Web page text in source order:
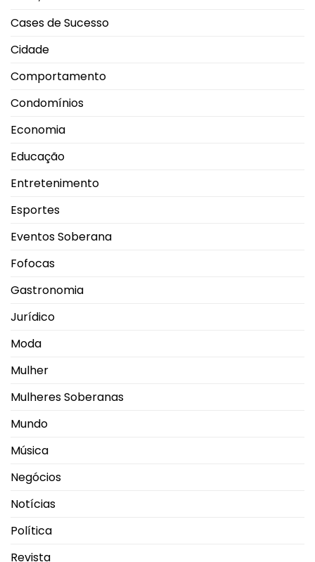
Brasileiro
Cases de Sucesso
Cidade
Comportamento
Condomínios
Economia
Educação
Entretenimento
Esportes
Eventos Soberana
Fofocas
Gastronomia
Jurídico
Moda
Mulher
Mulheres Soberanas
Mundo
Música
Negócios
Notícias
Política
Revista